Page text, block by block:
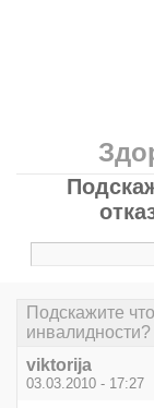
Подскажите
инвалидности?
viktorija
03.03.2010 - 17:27